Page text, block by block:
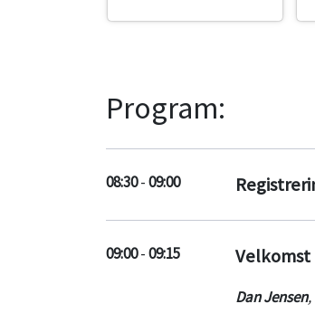
Program:
08:30-09:00
09:00-09:15 Velkomst
Dan Jensen,